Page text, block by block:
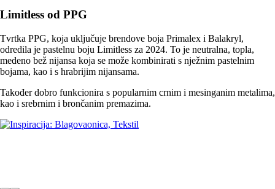
Limitless od PPG
Tvrtka PPG, koja uključuje brendove boja Primalex i Balakryl,
odredila je pastelnu boju Limitless za 2024. To je neutralna, topla,
medeno bež nijansa koja se može kombinirati s nježnim pastelnim
bojama, kao i s hrabrijim nijansama.
Također dobro funkcionira s popularnim crnim i mesinganim metalima,
kao i srebrnim i brončanim premazima.